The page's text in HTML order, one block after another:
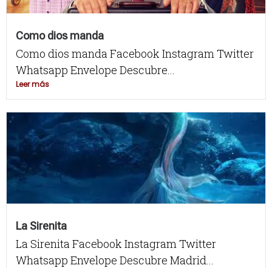
Como dios manda
Como dios manda Facebook Instagram Twitter
Whatsapp Envelope Descubre...
Leer más
La Sirenita
La Sirenita Facebook Instagram Twitter
Whatsapp Envelope Descubre Madrid...